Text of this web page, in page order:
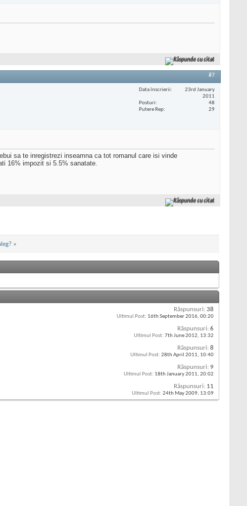
Răspunde cu citat
#7
Data înscrierii
23rd January
2011
Posturi
48
Putere Rep
29
sa te inregistrezi inseamna ca tot romanul care isi vinde
16% impozit si 5.5% sanatate.
Răspunde cu citat
»
Răspunsuri: 38
Ultimul Post: 16th September 2016, 00:20
Răspunsuri: 6
Ultimul Post: 7th June 2012, 13:32
Răspunsuri: 8
Ultimul Post: 28th April 2011, 10:40
Răspunsuri: 9
Ultimul Post: 18th January 2011, 20:02
Răspunsuri: 11
Ultimul Post: 24th May 2009, 13:09